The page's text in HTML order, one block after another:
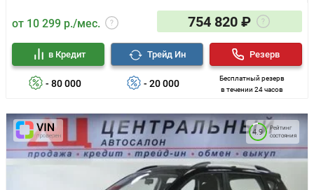
от 10 299 р./мес. 754 820 ₽
- 80 000
в Кредит
- 20 000
Трейд Ин
Бесплатный резерв
в течении 24 часов
Резерв
Рейтинг
состояния
4.9